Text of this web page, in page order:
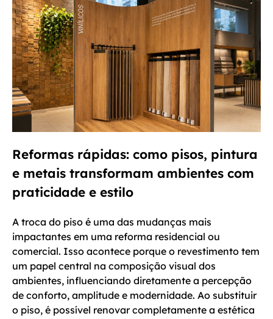
Reformas rápidas: como pisos, pintura
e metais transformam ambientes com
praticidade e estilo
A troca do piso é uma das mudanças mais
impactantes em uma reforma residencial ou
comercial. Isso acontece porque o revestimento tem
um papel central na composição visual dos
ambientes, influenciando diretamente a percepção
de conforto, amplitude e modernidade. Ao substituir
o piso, é possível renovar completamente a estética